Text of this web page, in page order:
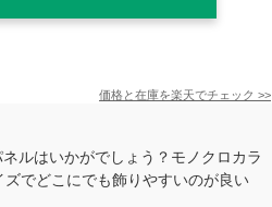
価格と在庫を楽天でチェック >>
ルはいかがでしょう？モノクロカラ
でどこにでも飾りやすいのが良い